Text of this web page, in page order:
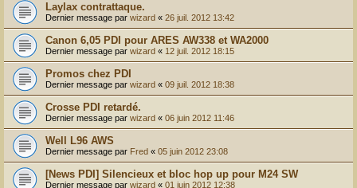
Laylax contrattaque.
Dernier message par wizard « 26 juil. 2012 13:42
Canon 6,05 PDI pour ARES AW338 et WA2000
Dernier message par wizard « 12 juil. 2012 18:15
Promos chez PDI
Dernier message par wizard « 09 juil. 2012 18:38
Crosse PDI retardé.
Dernier message par wizard « 06 juin 2012 11:46
Well L96 AWS
Dernier message par Fred « 05 juin 2012 23:08
[News PDI] Silencieux et bloc hop up pour M24 SW
Dernier message par wizard « 01 juin 2012 12:38